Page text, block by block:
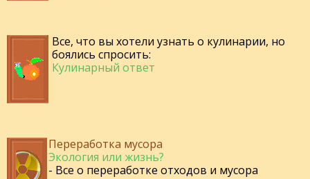
Все, что вы хотели узнать о кулинарии, но
боялись спросить:
Кулинарный ответ
Переработка мусора
Экология или жизнь?
- Все о переработке отходов и мусора